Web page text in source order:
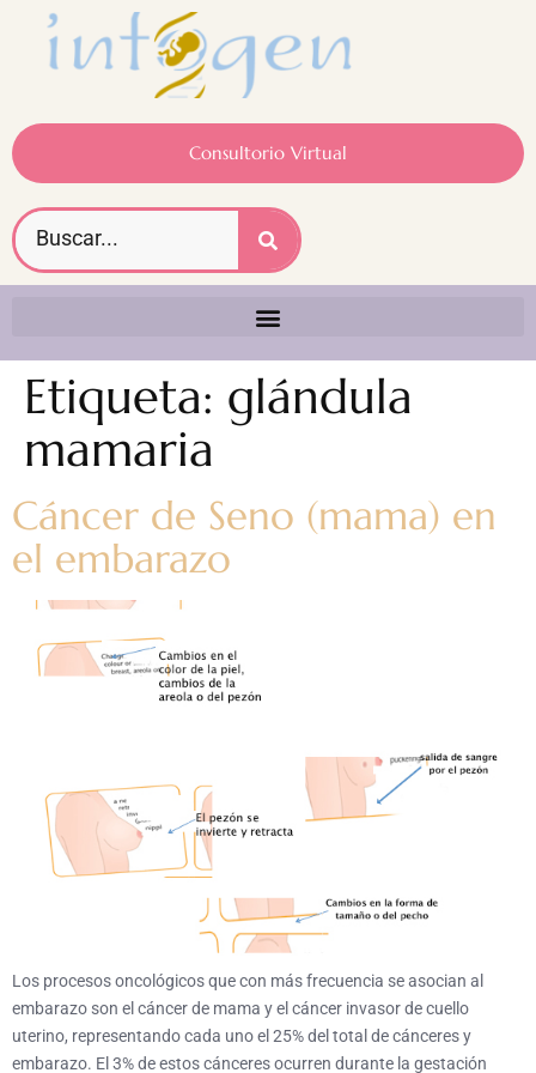
Consultorio Virtual
Etiqueta: glándula
mamaria
Cáncer de Seno (mama) en
el embarazo
Los procesos oncológicos que con más frecuencia se asocian al
embarazo son el cáncer de mama y el cáncer invasor de cuello
uterino, representando cada uno el 25% del total de cánceres y
embarazo. El 3% de estos cánceres ocurren durante la gestación